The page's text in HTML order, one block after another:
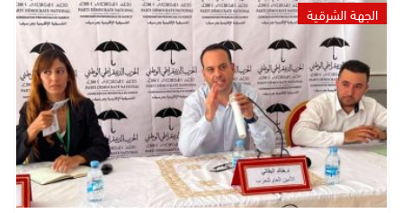
الجهة الشرقية